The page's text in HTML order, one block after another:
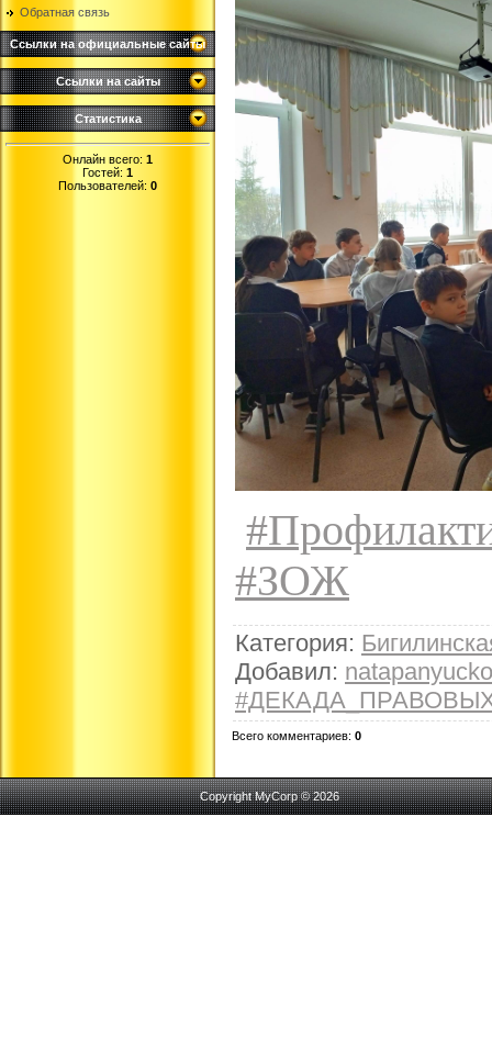
Обратная связь
Ссылки на официальные сайты
Ссылки на сайты
Статистика
Онлайн всего: 1
Гостей: 1
Пользователей: 0
#ЗОЖ
Категория:
Добавил:
Всего комментариев: 0
Copyright MyCorp © 2026